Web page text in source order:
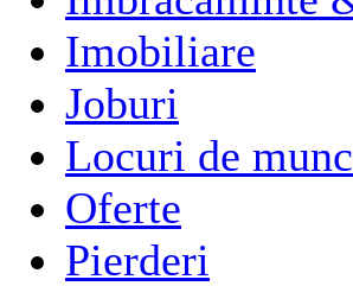
Imobiliare
Joburi
Locuri de
Oferte
Pierderi